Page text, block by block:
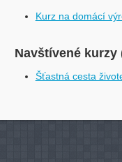
Kurz na domácí
Navštívené kurzy
Šťastná cesta